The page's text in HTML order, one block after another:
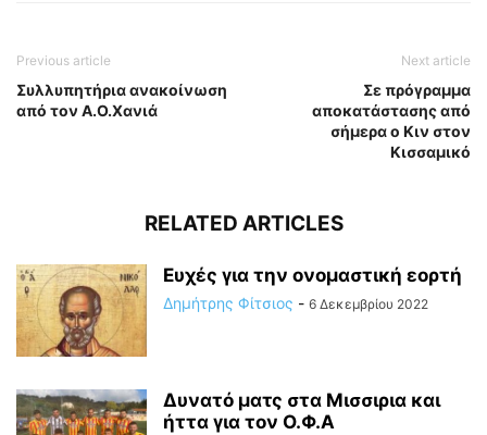
Previous article
Συλλυπητήρια ανακοίνωση
από τον Α.Ο.Χανιά
Next article
Σε πρόγραμμα
αποκατάστασης από
σήμερα ο Κιν στον
Κισσαμικό
RELATED ARTICLES
Ευχές για την ονομαστική εορτή
Δημήτρης Φίτσιος - 6 Δεκεμβρίου 2022
Δυνατό ματς στα Μισσιρια και
ήττα για τον Ο.Φ.Α